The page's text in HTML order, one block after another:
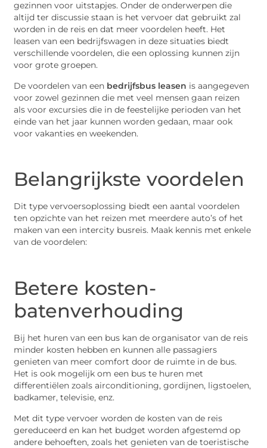
gezinnen voor uitstapjes. Onder de onderwerpen die
altijd ter discussie staan is het vervoer dat gebruikt zal
worden in de reis en dat meer voordelen heeft. Het
leasen van een bedrijfswagen in deze situaties biedt
verschillende voordelen, die een oplossing kunnen zijn
voor grote groepen.
De voordelen van een bedrijfsbus leasen is aangegeven
voor zowel gezinnen die met veel mensen gaan reizen
als voor excursies die in de feestelijke perioden van het
einde van het jaar kunnen worden gedaan, maar ook
voor vakanties en weekenden.
Belangrijkste voordelen
Dit type vervoersoplossing biedt een aantal voordelen
ten opzichte van het reizen met meerdere auto’s of het
maken van een intercity busreis. Maak kennis met enkele
van de voordelen:
Betere kosten-
batenverhouding
Bij het huren van een bus kan de organisator van de reis
minder kosten hebben en kunnen alle passagiers
genieten van meer comfort door de ruimte in de bus.
Het is ook mogelijk om een bus te huren met
differentiëlen zoals airconditioning, gordijnen, ligstoelen,
badkamer, televisie, enz.
Met dit type vervoer worden de kosten van de reis
gereduceerd en kan het budget worden afgestemd op
andere behoeften, zoals het genieten van de toeristische